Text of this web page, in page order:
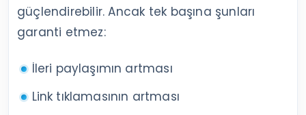
güçlendirebilir. Ancak tek başına şunları
garanti etmez:
İleri paylaşımın artması
Link tıklamasının artması